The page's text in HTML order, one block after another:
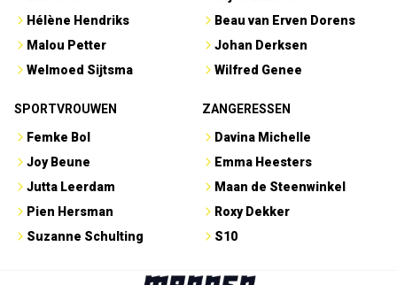
Hélène Hendriks
Malou Petter
Welmoed Sijtsma
Beau van Erven Dorens
Johan Derksen
Wilfred Genee
SPORTVROUWEN
Femke Bol
Joy Beune
Jutta Leerdam
Pien Hersman
Suzanne Schulting
ZANGERESSEN
Davina Michelle
Emma Heesters
Maan de Steenwinkel
Roxy Dekker
S10